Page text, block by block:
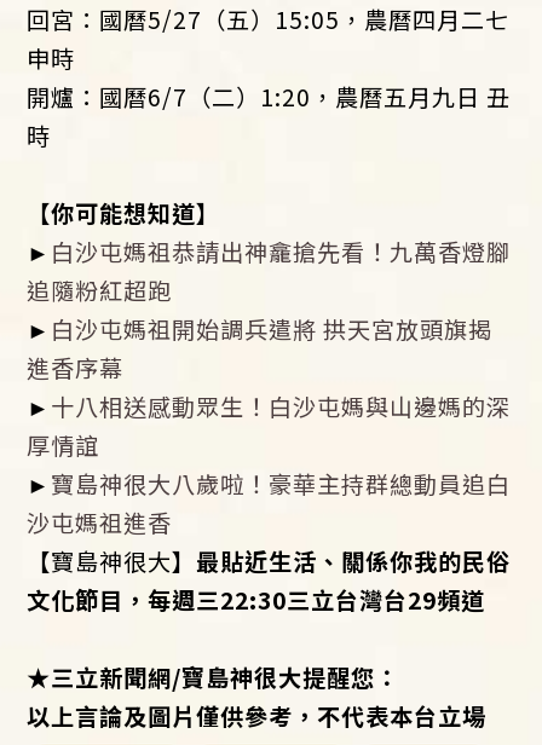
回宮：國曆5/27（五）15:05，農曆四月二七
申時
開爐：國曆6/7（二）1:20，農曆五月九日 丑
時
【你可能想知道】
► 白沙屯媽祖恭請出神龕搶先看！九萬香燈腳
追隨粉紅超跑
► 白沙屯媽祖開始調兵遣將 拱天宮放頭旗揭
進香序幕
► 十八相送感動眾生！白沙屯媽與山邊媽的深
厚情誼
► 寶島神很大八歲啦！豪華主持群總動員追白
沙屯媽祖進香
【寶島神很大】最貼近生活、關係你我的民俗
文化節目，每週三22:30三立台灣台29頻道
★三立新聞網/寶島神很大提醒您：
以上言論及圖片僅供參考，不代表本台立場